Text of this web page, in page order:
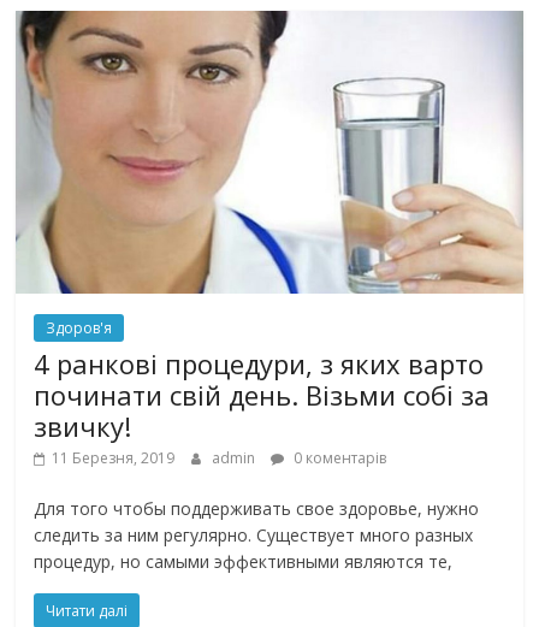
Здоров'я
4 ранкові процедури, з яких варто
починати свій день. Візьми собі за
звичку!
11 Березня, 2019 admin 0 коментарів
Для того чтобы поддерживать свое здоровье, нужно
следить за ним регулярно. Существует много разных
процедур, но самыми эффективными являются те,
Читати далі